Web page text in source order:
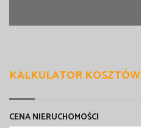
KALKULATOR KOSZTÓW
CENA NIERUCHOMOŚCI